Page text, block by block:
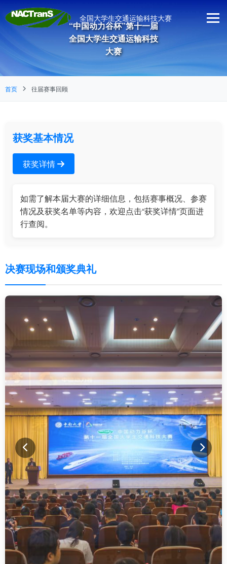
全国大学生交通运输科技大赛
“中国动力谷杯”第十一届
全国大学生交通运输科技
大赛
首页 往届赛事回顾
获奖基本情况
获奖详情
如需了解本届大赛的详细信息，包括赛事概况、参赛
情况及获奖名单等内容，欢迎点击“获奖详情”页面进
行查阅。
决赛现场和颁奖典礼